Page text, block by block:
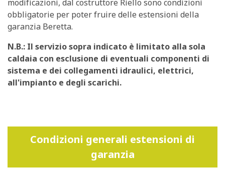
modificazioni, dal costruttore Riello sono condizioni
obbligatorie per poter fruire delle estensioni della
garanzia Beretta.
N.B.: Il servizio sopra indicato è limitato alla sola
caldaia con esclusione di eventuali componenti di
sistema e dei collegamenti idraulici, elettrici,
all'impianto e degli scarichi.
Condizioni generali estensioni di
garanzia